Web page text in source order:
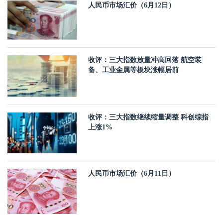
人民币市场汇价（6月12日）
收评：三大指数放量冲高回落 航空装
备、工业金属等板块涨幅居前
收评：三大指数继续缩量调整 科创综指
上涨1%
人民币市场汇价（6月11日）